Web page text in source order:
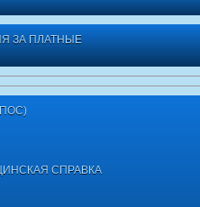
ЗА ПЛАТНЫЕ
СПРАВКА